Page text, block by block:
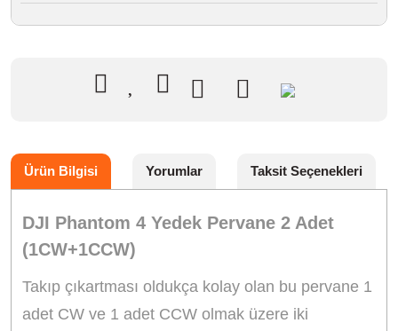
Ürün Bilgisi Yorumlar Taksit Seçenekleri
DJI Phantom 4 Yedek Pervane 2 Adet
(1CW+1CCW)
Takıp çıkartması oldukça kolay olan bu pervane 1
adet CW ve 1 adet CCW olmak üzere iki